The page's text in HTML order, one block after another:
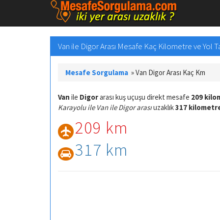
Van ile Digor Arası Mesafe Kaç Kilometre ve Yol
Mesafe Sorgulama »Van Digor Arası Kaç Km
Van ile Digorarası kuş uçuşu direkt mesafe 209
Karayolu ile Van ile Digor arasıuzaklık317
209 km
317 km